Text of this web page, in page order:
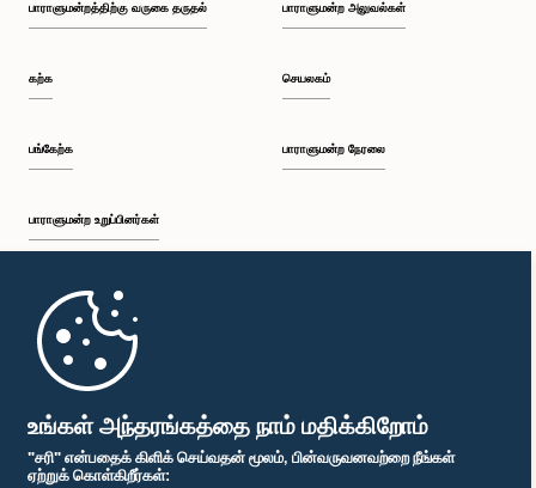
உங்கள் அந்தரங்கத்தை நாம் மதிக்கிறோம்
"சரி" என்பதைக் கிளிக் செய்வதன் மூலம், பின்வருவனவற்றை நீங்கள்
ஏற்றுக் கொள்கிறீர்கள்:
பாராளுமன்றத்திற்கு வருகை தருதல்
கற்க
பங்கேற்க
பாராளுமன்ற உறுப்பினர்கள்
முதற்பக்கம்
பாராளுமன்ற அலுவல்கள்
செயலகம்
பாராளுமன்ற நேரலை
பாராளுமன்ற கையடக்க செயலி